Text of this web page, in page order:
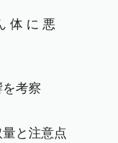
体 に 悪
考察
と注意点